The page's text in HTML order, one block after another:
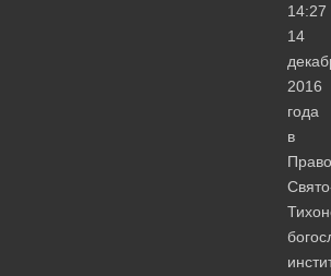
14:27
14
2016
года
в